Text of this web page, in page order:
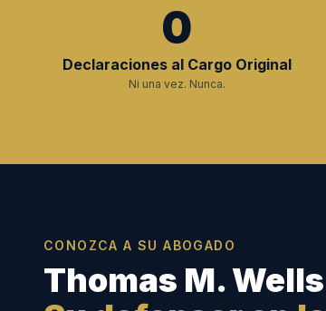
0
Declaraciones al Cargo Original
Ni una vez. Nunca.
CONOZCA A SU ABOGADO
Thomas M.